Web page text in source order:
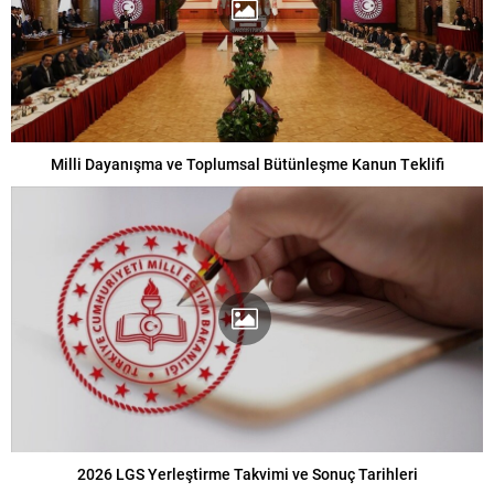
Milli Dayanışma ve Toplumsal Bütünleşme Kanun Teklifi
2026 LGS Yerleştirme Takvimi ve Sonuç Tarihleri